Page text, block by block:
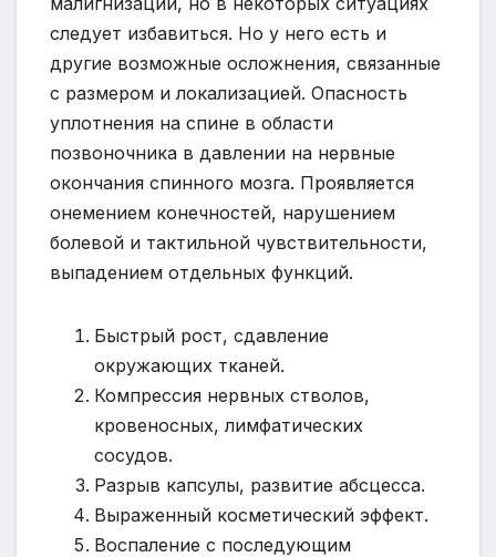
следует избавиться. Но у него есть и
другие возможные осложнения, связанные
с размером и локализацией. Опасность
уплотнения на спине в области
позвоночника в давлении на нервные
окончания спинного мозга. Проявляется
онемением конечностей, нарушением
болевой и тактильной чувствительности,
выпадением отдельных функций.
Быстрый рост, сдавление
окружающих тканей.
Компрессия нервных стволов,
кровеносных, лимфатических
сосудов.
Разрыв капсулы, развитие абсцесса.
Выраженный косметический эффект.
Воспаление с последующим